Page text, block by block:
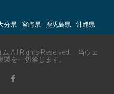
分県 宮崎県 鹿児島県 沖縄県
All Rights Reserved. 当ウェ
を一切禁じます。